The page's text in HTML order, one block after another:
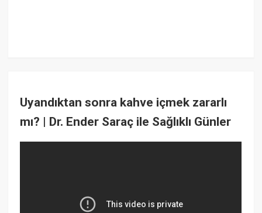
Uyandıktan sonra kahve içmek zararlı
mı? | Dr. Ender Saraç ile Sağlıklı Günler